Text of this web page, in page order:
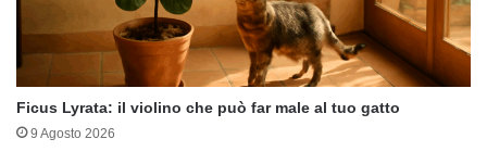
Ficus Lyrata: il violino che può far male al tuo gatto
9 Agosto 2026